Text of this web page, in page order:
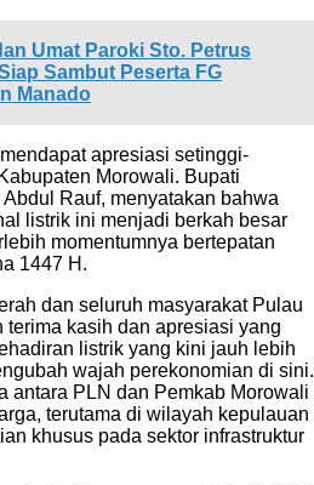
Umat Paroki Sto. Petrus
Sambut Peserta FG
Manado
apresiasi setinggi-
Morowali. Bupati
Rauf, menyatakan bahwa
listrik ini menjadi berkah besar
momentumnya bertepatan
1447 H.
dan seluruh masyarakat Pulau
terima kasih dan apresiasi yang
listrik yang kini jauh lebih
wajah perekonomian di sini.
antara PLN dan Pemkab Morowali
terutama di wilayah kepulauan
khusus pada sektor infrastruktur